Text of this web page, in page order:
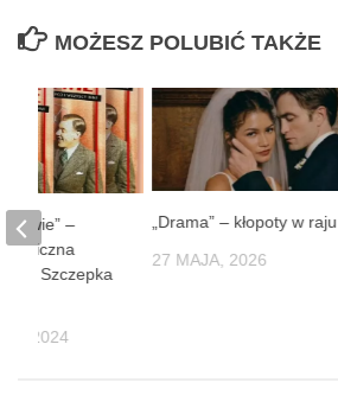
MOŻESZ POLUBIĆ TAKŻE
„Drama” – kłopoty w raju
27 MAJA, 2026
–
i Szczepka
2024